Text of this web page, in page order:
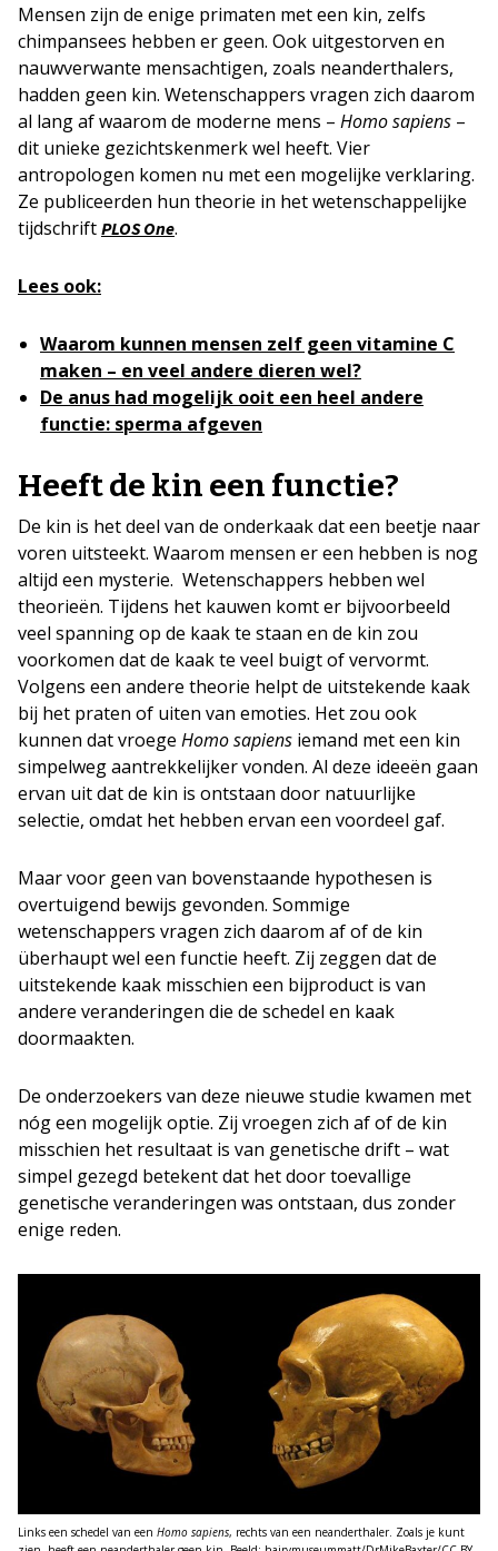
Mensen zijn de enige primaten met een kin, zelfs
chimpansees hebben er geen. Ook uitgestorven en
nauwverwante mensachtigen, zoals neanderthalers,
hadden geen kin. Wetenschappers vragen zich daarom
al lang af waarom de moderne mens – Homo sapiens –
dit unieke gezichtskenmerk wel heeft. Vier
antropologen komen nu met een mogelijke verklaring.
Ze publiceerden hun theorie in het wetenschappelijke
tijdschrift PLOS One.
Lees ook:
Waarom kunnen mensen zelf geen vitamine C
maken – en veel andere dieren wel?
De anus had mogelijk ooit een heel andere
functie: sperma afgeven
Heeft de kin een functie?
De kin is het deel van de onderkaak dat een beetje naar
voren uitsteekt. Waarom mensen er een hebben is nog
altijd een mysterie. Wetenschappers hebben wel
theorieën. Tijdens het kauwen komt er bijvoorbeeld
veel spanning op de kaak te staan en de kin zou
voorkomen dat de kaak te veel buigt of vervormt.
Volgens een andere theorie helpt de uitstekende kaak
bij het praten of uiten van emoties. Het zou ook
kunnen dat vroege Homo sapiens iemand met een kin
simpelweg aantrekkelijker vonden. Al deze ideeën gaan
ervan uit dat de kin is ontstaan door natuurlijke
selectie, omdat het hebben ervan een voordeel gaf.
Maar voor geen van bovenstaande hypothesen is
overtuigend bewijs gevonden. Sommige
wetenschappers vragen zich daarom af of de kin
überhaupt wel een functie heeft. Zij zeggen dat de
uitstekende kaak misschien een bijproduct is van
andere veranderingen die de schedel en kaak
doormaakten.
De onderzoekers van deze nieuwe studie kwamen met
nóg een mogelijk optie. Zij vroegen zich af of de kin
misschien het resultaat is van genetische drift – wat
simpel gezegd betekent dat het door toevallige
genetische veranderingen was ontstaan, dus zonder
enige reden.
Links een schedel van een Homo sapiens, rechts van een neanderthaler. Zoals je kunt